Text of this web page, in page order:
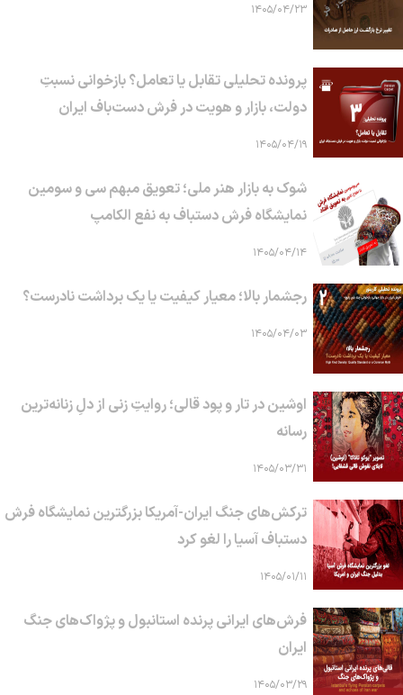
۱۴۰۵/۰۴/۲۳
پرونده تحلیلی تقابل یا تعامل؟ بازخوانی نسبتِ
دولت، بازار و هویت در فرش دست‌باف ایران
۱۴۰۵/۰۴/۱۹
شوک به بازار هنر ملی؛ تعویق مبهم سی و سومین
نمایشگاه فرش دستباف به نفع الکامپ
۱۴۰۵/۰۴/۱۴
رجشمار بالا؛ معیار کیفیت یا یک برداشت نادرست؟
۱۴۰۵/۰۴/۰۳
اوشین در تار و پود قالی؛ روایتِ زنی از دلِ زنانه‌ترین
رسانه
۱۴۰۵/۰۳/۳۱
ترکش‌های جنگ ایران-آمریکا بزرگترین نمایشگاه فرش
دستباف آسیا را لغو کرد
۱۴۰۵/۰۱/۱۱
فرش‌های ایرانی پرنده استانبول و پژواک‌های جنگ
ایران
۱۴۰۵/۰۳/۲۹